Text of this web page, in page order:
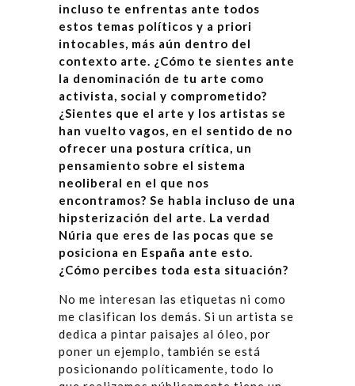
incluso te enfrentas ante todos
estos temas políticos y a priori
intocables, más aún dentro del
contexto arte. ¿Cómo te sientes ante
la denominación de tu arte como
activista, social y comprometido?
¿Sientes que el arte y los artistas se
han vuelto vagos, en el sentido de no
ofrecer una postura crítica, un
pensamiento sobre el sistema
neoliberal en el que nos
encontramos? Se habla incluso de una
hipsterización del arte. La verdad
Núria que eres de las pocas que se
posiciona en España ante esto.
¿Cómo percibes toda esta situación?
No me interesan las etiquetas ni como
me clasifican los demás. Si un artista se
dedica a pintar paisajes al óleo, por
poner un ejemplo, también se está
posicionando políticamente, todo lo